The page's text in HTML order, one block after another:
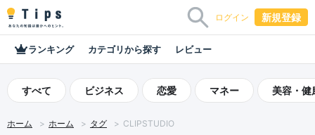
ログイン 新規登録
ランキング カテゴリから探す レビュー
すべて ビジネス 恋愛 マネー 美容・健
ホーム ホーム タグ CLIPSTUDIO